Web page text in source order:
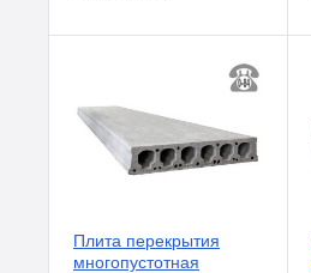
Плита перекрытия
многопустотная